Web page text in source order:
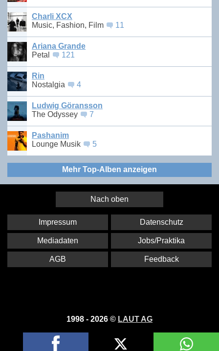
Charli XCX
Music, Fashion, Film
11
Ariana Grande
Petal
121
Rin
Nostalgia
4
Ludwig Göransson
The Odyssey
7
Pashanim
Lounge Musik
5
Mehr Top-Alben anzeigen
Nach oben
1998 - 2026 © LAUT AG
Impressum Datenschutz
Mediadaten Jobs/Praktika
AGB Feedback